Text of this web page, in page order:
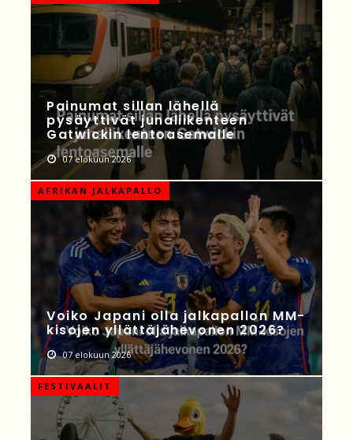
Painumat sillan lähellä
pysäyttivät junaliikenteen
Gatwickin lentoasemalle
07 elokuun 2026
AFRIKAN JALKAPALLO
Voiko Japani olla jalkapallon MM-
kisojen yllättäjähevonen 2026?
07 elokuun 2026
FESTIVAALIT